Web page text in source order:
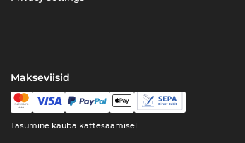
Makseviisid
Tasumine kauba kättesaamisel